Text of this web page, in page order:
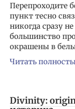
Перепроходите
пункт тесно
никогда сразу
большинство
окрашены в
Читать
Divinity: